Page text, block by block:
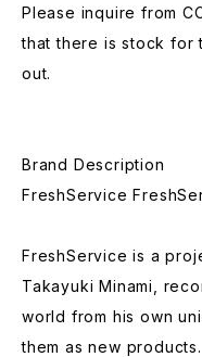
Please inquire from
that there is stock for
out.
Brand Description
FreshService
FreshService is a
Takayuki Minami,
world from his own
them as new products.